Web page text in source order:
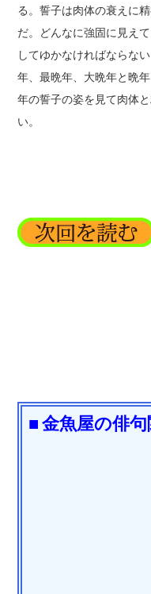
る。誓子は肉体の衰えに
だ。どんなに強固に見え
してゆかなければならな
年、最晩年、大晩年と晩
年の誓子の姿を見て肉体
い。
■ 金魚屋の俳